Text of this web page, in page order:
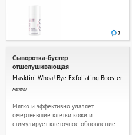
1
Сыворотка-бустер
отшелушивающая
Masktini Whoa! Bye Exfoliating Booster
Masktini
Мягко и эффективно удаляет
омертвевшие клетки кожи и
стимулирует клеточное обновление.